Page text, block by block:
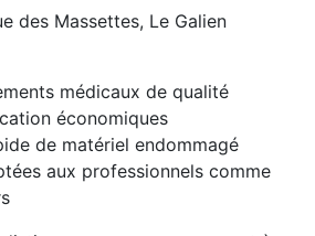
des Massettes, Le Galien
médicaux de qualité
économiques
de matériel endommagé
aux professionnels comme